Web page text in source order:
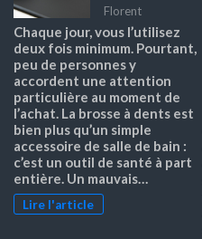
Florent
Chaque jour, vous l’utilisez
deux fois minimum. Pourtant,
peu de personnes y
accordent une attention
particulière au moment de
l’achat. La brosse à dents est
bien plus qu’un simple
accessoire de salle de bain :
c’est un outil de santé à part
entière. Un mauvais…
Lire l'article